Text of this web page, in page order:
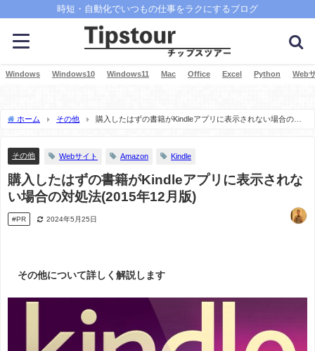
時短・自動化でいつもの仕事をラクにするブログ
Windows Windows10 Windows11 Mac Office Excel Python Web
ホーム その他
購入したはずの書籍がKindleアプリに表示されない場合の対
その他 Webサイト Amazon Kindle
購入したはずの書籍がKindleアプリに表示されな
い場合の対処法(2015年12月版)
#PR 2024年5月25日
その他について詳しく解説します